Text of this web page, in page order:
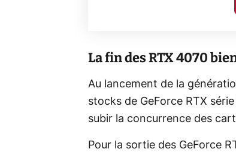
La fin des RTX 4070
Au lancement de la
stocks de GeForce RTX
subir la concurrence des
Pour la sortie des GeForce